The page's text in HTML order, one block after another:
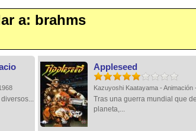
a: brahms
Appleseed
Kazuyoshi Kaatayama - Animación
Tras una guerra mundial que
planeta,...